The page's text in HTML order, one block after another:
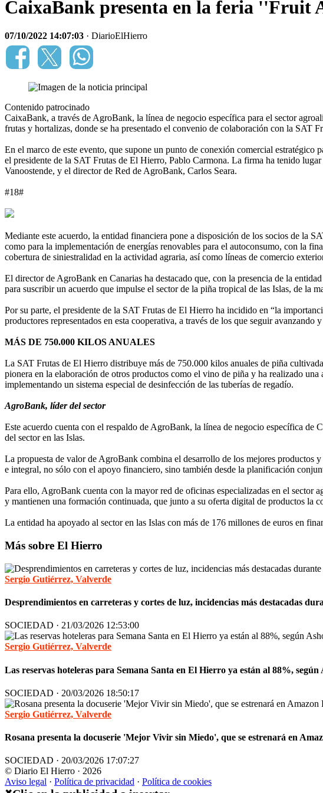
CaixaBank presenta en la feria ''Fruit
07/10/2022 14:07:03 · DiarioElHierro
Contenido patrocinado
CaixaBank, a través de AgroBank, la línea de negocio específica para el sector
frutas y hortalizas, donde se ha presentado el convenio de colaboración con la SAT
En el marco de este evento, que supone un punto de conexión comercial
el presidente de la SAT Frutas de El Hierro, Pablo Carmona. La firma ha tenido
Vanoostende, y el director de Red de AgroBank, Carlos Seara.
#18#
Mediante este acuerdo, la entidad financiera pone a disposición de los socios de la
como para la implementación de energías renovables para el autoconsumo, con la
cobertura de siniestralidad en la actividad agraria, así como líneas de comercio
El director de AgroBank en Canarias ha destacado que, con la presencia de la entidad
para suscribir un acuerdo que impulse el sector de la piña tropical de las Islas, de la
Por su parte, el presidente de la SAT Frutas de El Hierro ha incidido en “la
productores representados en esta cooperativa, a través de los que seguir avanzando
MÁS DE 750.000 KILOS ANUALES
La SAT Frutas de El Hierro distribuye más de 750.000 kilos anuales de piña
pionera en la elaboración de otros productos como el vino de piña y ha realizado
implementando un sistema especial de desinfección de las tuberías de regadío.
AgroBank, líder del sector
Este acuerdo cuenta con el respaldo de AgroBank, la línea de negocio específica de
del sector en las Islas.
La propuesta de valor de AgroBank combina el desarrollo de los mejores productos
e integral, no sólo con el apoyo financiero, sino también desde la planificación
Para ello, AgroBank cuenta con la mayor red de oficinas especializadas en el sector
y mantienen una formación continuada, que junto a su oferta digital de productos la
La entidad ha apoyado al sector en las Islas con más de 176 millones de euros en
Más sobre El Hierro
Sergio Gutiérrez, Valverde
Desprendimientos en carreteras y cortes de luz, incidencias más destacadas
SOCIEDAD · 21/03/2026 12:53:00
Sergio Gutiérrez, Valverde
Las reservas hoteleras para Semana Santa en El Hierro ya están al 88%, según
SOCIEDAD · 20/03/2026 18:50:17
Sergio Gutiérrez, Valverde
Rosana presenta la docuserie 'Mejor Vivir sin Miedo', que se estrenará en
SOCIEDAD · 20/03/2026 17:07:27
© Diario El Hierro · 2026
Aviso legal · Política de privacidad · Política de cookies